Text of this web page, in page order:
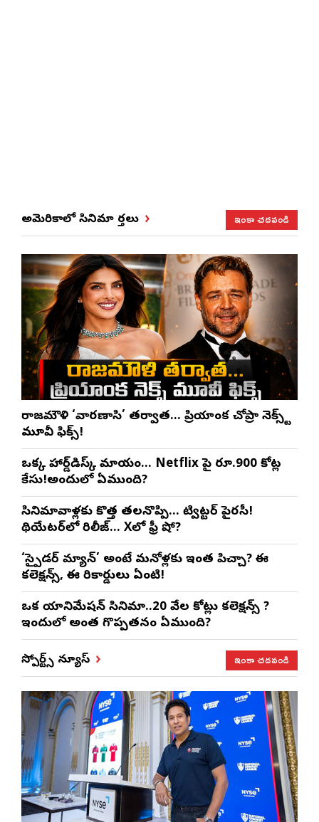
అమెరికాలో సినిమా వార్తలు ఇంకా చదవండి
రాజమౌళి ‘వారణాసి’ తర్వాత… ప్రియాంక చోప్రా నెక్స్ట్
మూవీ ఫిక్స్!
ఒక్క హార్డ్‌డిస్క్ మాయం… Netflix పై రూ.900 కోట్ల
కేసు!అందులో ఏముంది?
సినిమావాళ్లకు కొత్త తలనొప్పి… ట్విట్టర్ పైరసీ!
థియేటర్‌లో రిలీజ్… Xలో ఫ్రీ షో?
‘స్పైడర్ మ్యాన్’ అంటే మనోళ్లకు ఇంత పిచ్చా? ఈ
కలెక్షన్స్, ఈ రికార్డులు ఏంటి!
ఒక యానిమేషన్ సినిమా..20 వేల కోట్లు కలెక్షన్స్ ?
ఇందులో అంత గొప్పతనం ఏముంది?
స్పోర్ట్స్ న్యూస్ ఇంకా చదవండి